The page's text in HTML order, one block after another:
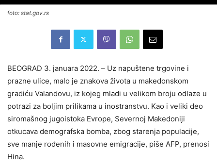
foto: stat.gov.rs
BEOGRAD 3. januara 2022. – Uz napuštene trgovine i
prazne ulice, malo je znakova života u makedonskom
gradiću Valandovu, iz kojeg mladi u velikom broju odlaze u
potrazi za boljim prilikama u inostranstvu. Kao i veliki deo
siromašnog jugoistoka Evrope, Severnoj Makedoniji
otkucava demografska bomba, zbog starenja populacije,
sve manje rođenih i masovne emigracije, piše AFP, prenosi
Hina.